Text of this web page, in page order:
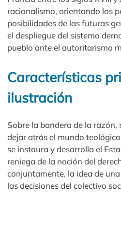
racionalismo, orientando los
posibilidades de las futuras
el despliegue del sistema
pueblo ante el autoritarismo
Características
ilustración
Sobre la bandera de la razón,
dejar atrás el mundo
se instaura y desarrolla el
reniega de la noción del
conjuntamente, la idea de
las decisiones del colectivo